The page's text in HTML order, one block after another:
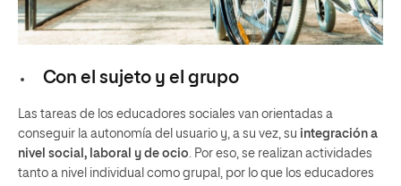
Con el sujeto y el grupo
Las tareas de los educadores sociales van orientadas a
conseguir la autonomía del usuario y, a su vez, su integración a
nivel social, laboral y de ocio. Por eso, se realizan actividades
tanto a nivel individual como grupal, por lo que los educadores